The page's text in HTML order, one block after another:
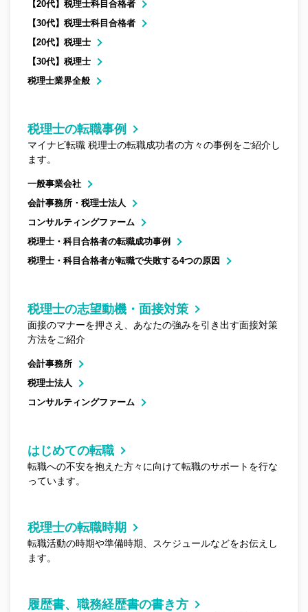
【20代】税理士科目合格者
【30代】税理士科目合格者
【20代】税理士
【30代】税理士
税理士業界全般
税理士の転職事例
マイナビ転職 税理士の転職成功者の方々の事例をご紹介し
ます。
一般事業会社
会計事務所・税理士法人
コンサルティングファーム
税理士・科目合格者の転職成功事例
税理士・科目合格者が転職で失敗する4つの原因
税理士の志望動機・面接対策
面接のマナーを押さえ、あなたの強みを引き出す面接対策
方法をご紹介
会計事務所
税理士法人
コンサルティングファーム
はじめての転職
転職への不安を抱えた方々に向けて転職のサポートを行な
っています。
税理士の転職時期
転職活動の時期や準備時期、スケジュールなどをお伝えし
ます。
履歴書、職務経歴書の書き方